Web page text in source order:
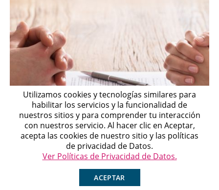
Divorcio de Mutuo Acuerdo: Requisitos, trámite y
qué pasa si hay hijos o...
Michell
Agente en Línea
Chatea ahora
Utilizamos cookies y tecnologías similares para
habilitar los servicios y la funcionalidad de
nuestros sitios y para comprender tu interacción
con nuestros servicio. Al hacer clic en Aceptar,
acepta las cookies de nuestro sitio y las políticas
de privacidad de Datos.
Ver Políticas de Privacidad de Datos.
ACEPTAR